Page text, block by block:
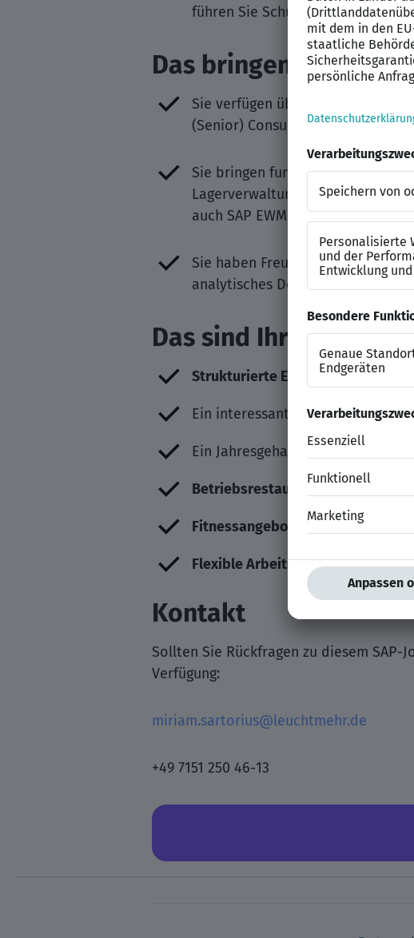
führen Sie Schulungen für die
Das bringen Sie für
Sie verfügen über praktische
(Senior) Consultant inkl.
Sie bringen fundiertes
Lagerverwaltung, Ein- und
auch SAP EWM-Projekterfahrung
Sie haben Freude daran sich
analytisches Denkvermögen,
Das sind Ihre Benefits
Strukturierte Einarbeitung inkl.
Ein interessantes
Ein Jahresgehalt von bis zu
Betriebsrestaurant
Fitnessangebote Rabatte
Flexible Arbeitszeitenund
Kontakt
Sollten Sie Rückfragen zu diesem SAP-
Verfügung:
miriam.sartorius@leuchtmehr.de
+49 7151 250 46-13